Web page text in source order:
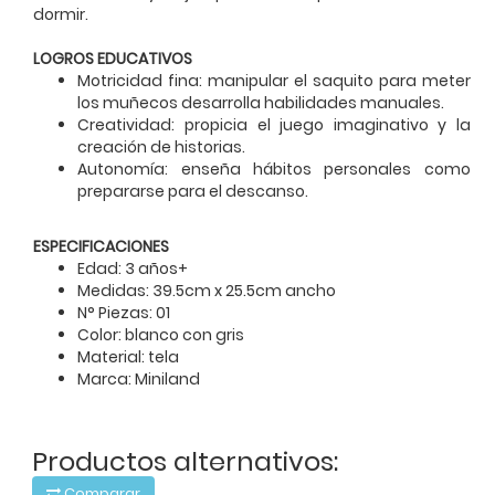
dormir.
LOGROS EDUCATIVOS
Motricidad fina: manipular el saquito para meter
los muñecos desarrolla habilidades manuales.
Creatividad: propicia el juego imaginativo y la
creación de historias.
Autonomía: enseña hábitos personales como
prepararse para el descanso.
ESPECIFICACIONES
Edad: 3 años+
Medidas: 39.5cm x 25.5cm ancho
N° Piezas: 01
Color: blanco con gris
Material: tela
Marca: Miniland
Productos alternativos: